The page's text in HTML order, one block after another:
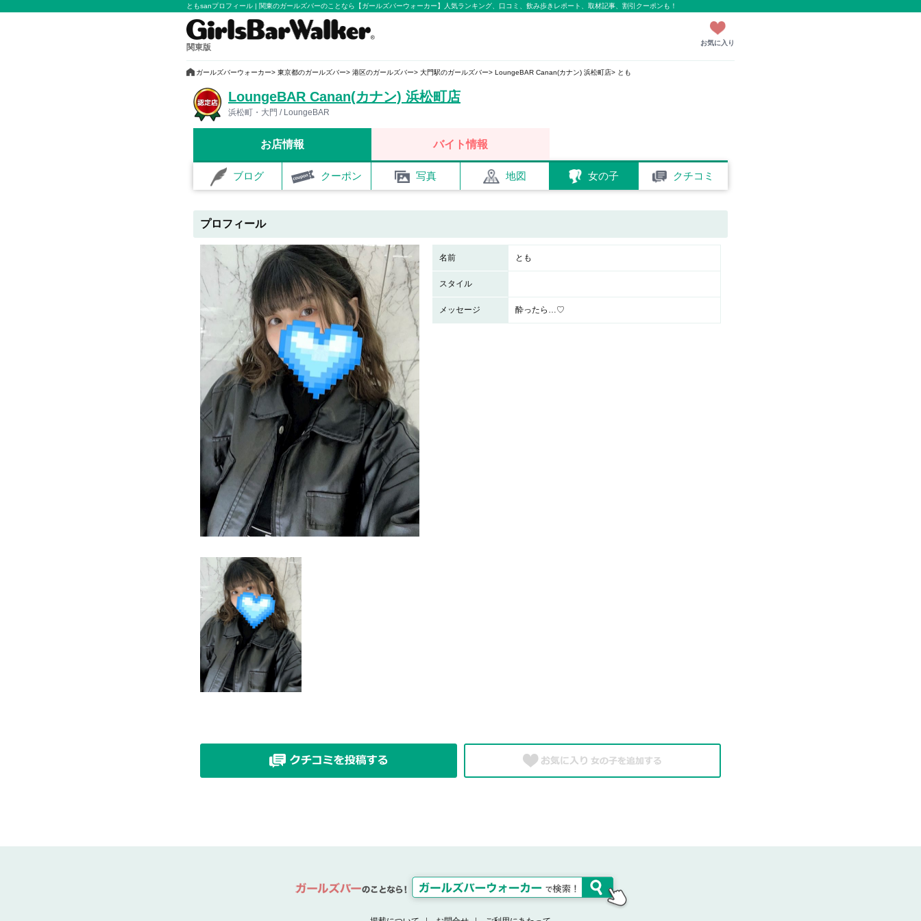
ともsanプロフィール | 関東のガールズバーのことなら【ガールズバーウォーカー】人気ランキング、口コミ、飲み歩きレポート、取材記事、割引クーポンも！
関東版 お気に入り
ガールズバーウォーカー 東京都のガールズバー 港区のガールズバー 大門駅のガールズバー LoungeBAR Canan(カナン) 浜松町店 とも
LoungeBAR Canan(カナン) 浜松町店
浜松町・大門 / LoungeBAR
お店情報 バイト情報
ブログ クーポン 写真 地図 女の子 クチコミ
プロフィール
名前 とも
スタイル
メッセージ 酔ったら…♡